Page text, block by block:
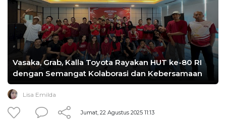
Vasaka, Grab, Kalla Toyota Rayakan HUT ke-80 RI
dengan Semangat Kolaborasi dan Kebersamaan
Lisa Emilda
Jumat, 22 Agustus 2025 11:13